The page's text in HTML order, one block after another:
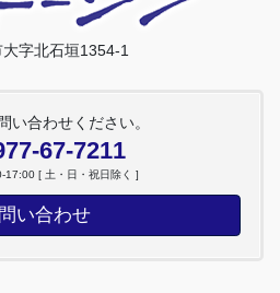
字北石垣1354-1
い合わせください。
67-7211
17:00 [ 土・日・祝日除く ]
い合わせ